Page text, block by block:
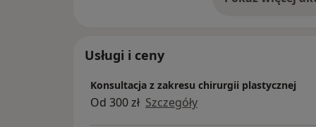
Usługi i ceny
Konsultacja z zakresu chirurgii plastycznej
Od 300 zł Szczegóły